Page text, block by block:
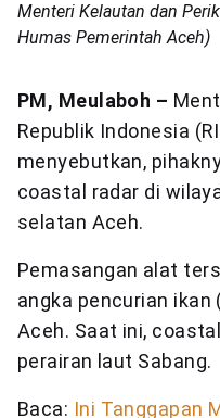
Menteri Kelautan dan
Humas Pemerintah Aceh)
PM, Meulaboh –
Republik Indonesia
menyebutkan,
coastal radar di
selatan Aceh.
Pemasangan alat
angka pencurian ikan
Aceh. Saat ini,
perairan laut Sabang.
Baca: Ini Tanggapan